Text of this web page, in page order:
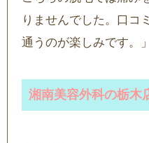
りませんでした。口コ
通うのが楽しみです。」
湘南美容外科の栃木